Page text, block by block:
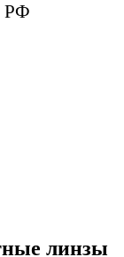
РФ
линзы